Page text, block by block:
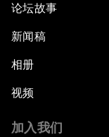
论坛故事
新闻稿
相册
视频
加入我们